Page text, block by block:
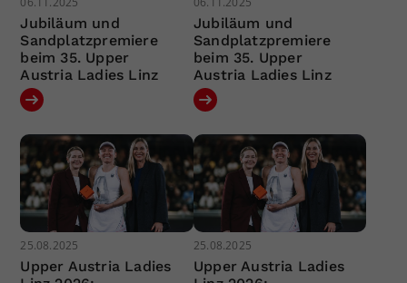
Jubiläum und
Sandplatzpremiere
beim 35. Upper
Austria Ladies Linz
Jubiläum und
Sandplatzpremiere
beim 35. Upper
Austria Ladies Linz
25.08.2025
Upper Austria Ladies
25.08.2025
Upper Austria Ladies